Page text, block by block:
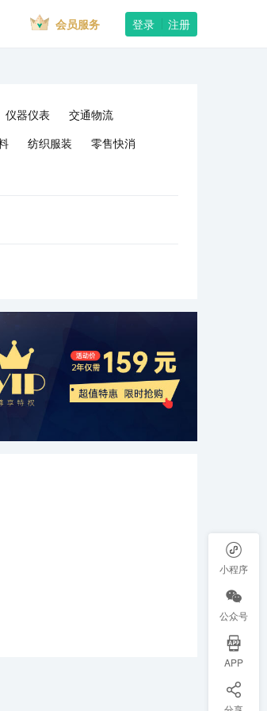
会员服务 登录 注册
仪器仪表
交通物流
纺织服装 零售快消
小程序
公众号
APP